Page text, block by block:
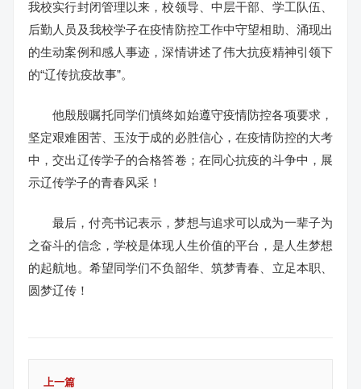
我校实行封闭管理以来，校领导、中层干部、学工队伍、
后勤人员及我校学子在疫情防控工作中守望相助、涌现出
的生动案例和感人事迹，深情讲述了伟大抗疫精神引领下
的“辽传抗疫故事”。
他殷殷嘱托同学们慎终如始遵守疫情防控各项要求，
坚定艰难困苦、玉汝于成的必胜信心，在疫情防控的大考
中，交出辽传学子的合格答卷；在同心抗疫的斗争中，展
示辽传学子的青春风采！
最后，付亮书记表示，梦想与追求可以成为一辈子为
之奋斗的信念，学校是体现人生价值的平台，是人生梦想
的起航地。希望同学们不负韶华、筑梦青春、立足本职、
圆梦辽传！
上一篇